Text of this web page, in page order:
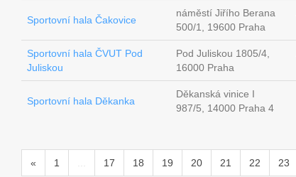
Sportovní hala Čakovice
náměstí Jiřího Berana
500/1, 19600 Praha
Sportovní hala ČVUT Pod
Juliskou
Pod Juliskou 1805/4,
16000 Praha
Sportovní hala Děkanka
Děkanská vinice I
987/5, 14000 Praha 4
« 1 ... 17 18 19 20 21 22 23